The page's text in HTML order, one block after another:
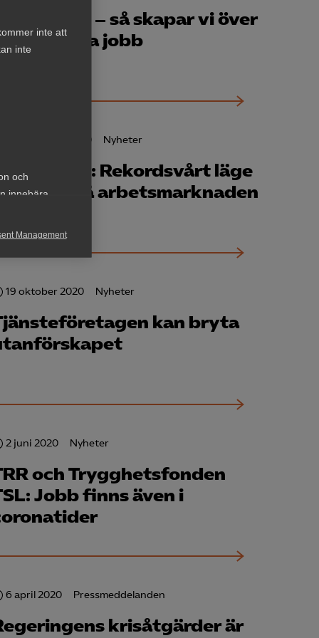
inte att
inte
och
innebära
Management
Ny rapport – så skapar vi över
000 nya jobb
21 december 2020 Nyheter
rapport: Rekordsvårt läge
unga på arbetsmarknaden
19 oktober 2020 Nyheter
kan bryta
2 juni 2020 Nyheter
och Trygghetsfonden
Jobb finns även i
6 april 2020 Pressmeddelanden
krisåtgärder är